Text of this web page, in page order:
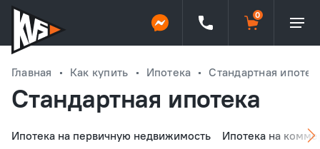
Главная Как купить Ипотека Стандартная
Стандартная ипотека
Ипотека на первичную недвижимость Ипотека на